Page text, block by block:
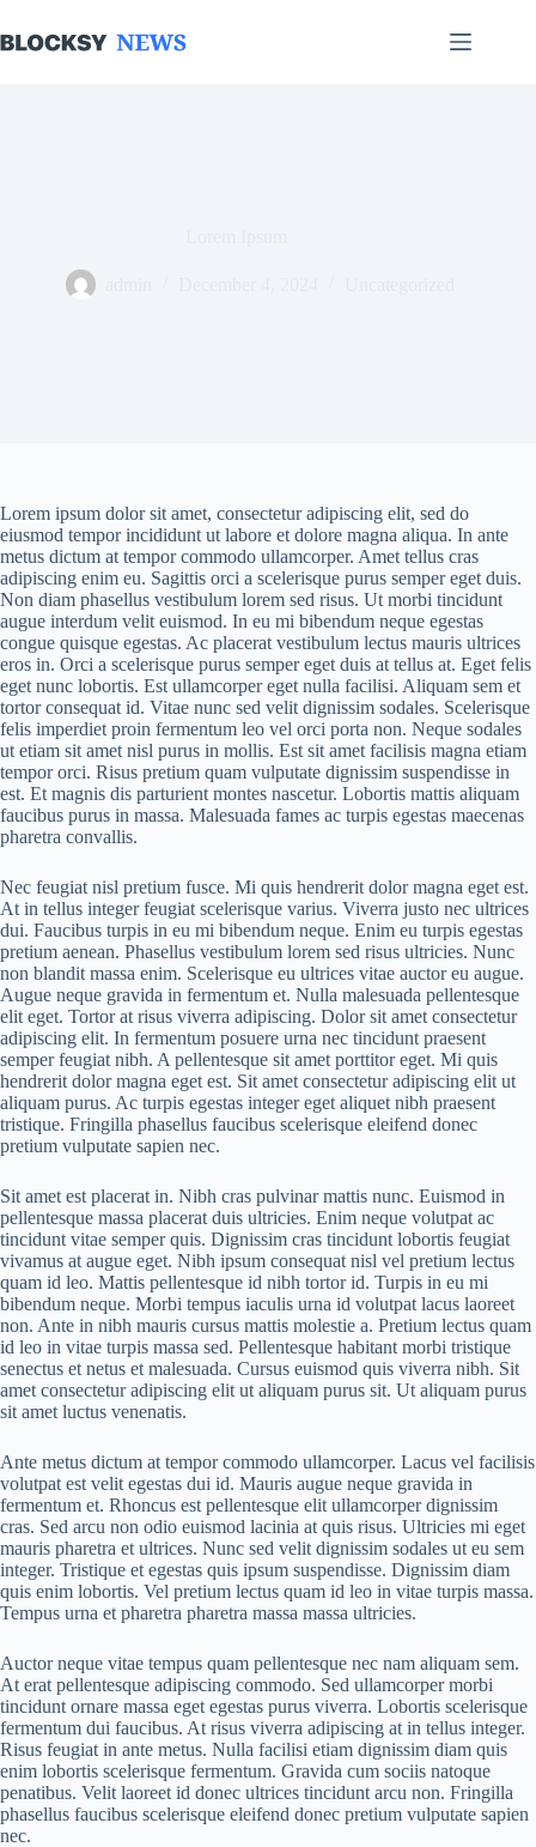
to
content
Lorem ipsum dolor sit amet, consectetur adipiscing elit, sed do
eiusmod tempor incididunt ut labore et dolore magna aliqua. In ante
metus dictum at tempor commodo ullamcorper. Amet tellus cras
adipiscing enim eu. Sagittis orci a scelerisque purus semper eget duis.
Non diam phasellus vestibulum lorem sed risus. Ut morbi tincidunt
augue interdum velit euismod. In eu mi bibendum neque egestas
congue quisque egestas. Ac placerat vestibulum lectus mauris ultrices
eros in. Orci a scelerisque purus semper eget duis at tellus at. Eget felis
eget nunc lobortis. Est ullamcorper eget nulla facilisi. Aliquam sem et
tortor consequat id. Vitae nunc sed velit dignissim sodales. Scelerisque
felis imperdiet proin fermentum leo vel orci porta non. Neque sodales
ut etiam sit amet nisl purus in mollis. Est sit amet facilisis magna etiam
tempor orci. Risus pretium quam vulputate dignissim suspendisse in
est. Et magnis dis parturient montes nascetur. Lobortis mattis aliquam
faucibus purus in massa. Malesuada fames ac turpis egestas maecenas
pharetra convallis.
Nec feugiat nisl pretium fusce. Mi quis hendrerit dolor magna eget est.
At in tellus integer feugiat scelerisque varius. Viverra justo nec ultrices
dui. Faucibus turpis in eu mi bibendum neque. Enim eu turpis egestas
pretium aenean. Phasellus vestibulum lorem sed risus ultricies. Nunc
non blandit massa enim. Scelerisque eu ultrices vitae auctor eu augue.
Augue neque gravida in fermentum et. Nulla malesuada pellentesque
elit eget. Tortor at risus viverra adipiscing. Dolor sit amet consectetur
adipiscing elit. In fermentum posuere urna nec tincidunt praesent
semper feugiat nibh. A pellentesque sit amet porttitor eget. Mi quis
hendrerit dolor magna eget est. Sit amet consectetur adipiscing elit ut
aliquam purus. Ac turpis egestas integer eget aliquet nibh praesent
tristique. Fringilla phasellus faucibus scelerisque eleifend donec
pretium vulputate sapien nec.
Sit amet est placerat in. Nibh cras pulvinar mattis nunc. Euismod in
pellentesque massa placerat duis ultricies. Enim neque volutpat ac
tincidunt vitae semper quis. Dignissim cras tincidunt lobortis feugiat
vivamus at augue eget. Nibh ipsum consequat nisl vel pretium lectus
quam id leo. Mattis pellentesque id nibh tortor id. Turpis in eu mi
bibendum neque. Morbi tempus iaculis urna id volutpat lacus laoreet
non. Ante in nibh mauris cursus mattis molestie a. Pretium lectus quam
id leo in vitae turpis massa sed. Pellentesque habitant morbi tristique
senectus et netus et malesuada. Cursus euismod quis viverra nibh. Sit
amet consectetur adipiscing elit ut aliquam purus sit. Ut aliquam purus
sit amet luctus venenatis.
Ante metus dictum at tempor commodo ullamcorper. Lacus vel facilisis
volutpat est velit egestas dui id. Mauris augue neque gravida in
fermentum et. Rhoncus est pellentesque elit ullamcorper dignissim
cras. Sed arcu non odio euismod lacinia at quis risus. Ultricies mi eget
mauris pharetra et ultrices. Nunc sed velit dignissim sodales ut eu sem
integer. Tristique et egestas quis ipsum suspendisse. Dignissim diam
quis enim lobortis. Vel pretium lectus quam id leo in vitae turpis massa.
Tempus urna et pharetra pharetra massa massa ultricies.
Auctor neque vitae tempus quam pellentesque nec nam aliquam sem.
At erat pellentesque adipiscing commodo. Sed ullamcorper morbi
tincidunt ornare massa eget egestas purus viverra. Lobortis scelerisque
fermentum dui faucibus. At risus viverra adipiscing at in tellus integer.
Risus feugiat in ante metus. Nulla facilisi etiam dignissim diam quis
enim lobortis scelerisque fermentum. Gravida cum sociis natoque
penatibus. Velit laoreet id donec ultrices tincidunt arcu non. Fringilla
phasellus faucibus scelerisque eleifend donec pretium vulputate sapien
nec.